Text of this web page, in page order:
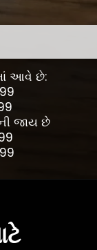
આવે છે:
જાય છે